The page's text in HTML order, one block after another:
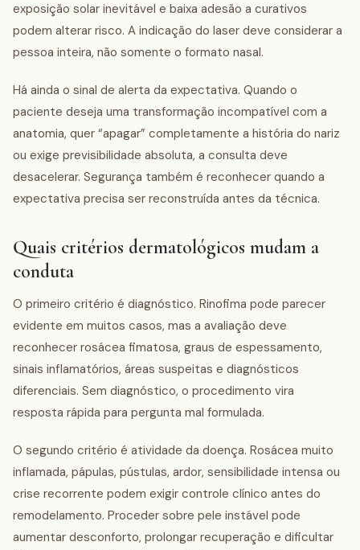
exposição solar inevitável e baixa adesão a curativos
podem alterar risco. A indicação do laser deve considerar a
pessoa inteira, não somente o formato nasal.
Há ainda o sinal de alerta da expectativa. Quando o
paciente deseja uma transformação incompatível com a
anatomia, quer “apagar” completamente a história do nariz
ou exige previsibilidade absoluta, a consulta deve
desacelerar. Segurança também é reconhecer quando a
expectativa precisa ser reconstruída antes da técnica.
Quais critérios dermatológicos mudam a
conduta
O primeiro critério é diagnóstico. Rinofima pode parecer
evidente em muitos casos, mas a avaliação deve
reconhecer rosácea fimatosa, graus de espessamento,
sinais inflamatórios, áreas suspeitas e diagnósticos
diferenciais. Sem diagnóstico, o procedimento vira
resposta rápida para pergunta mal formulada.
O segundo critério é atividade da doença. Rosácea muito
inflamada, pápulas, pústulas, ardor, sensibilidade intensa ou
crise recorrente podem exigir controle clínico antes do
remodelamento. Proceder sobre pele instável pode
aumentar desconforto, prolongar recuperação e dificultar